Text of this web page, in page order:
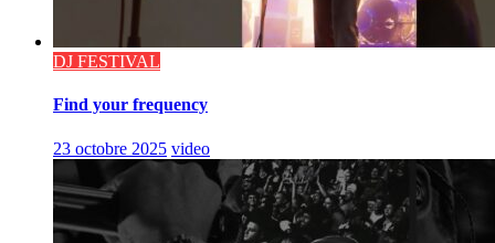
DJ FESTIVAL
Find your frequency
23 octobre 2025 video